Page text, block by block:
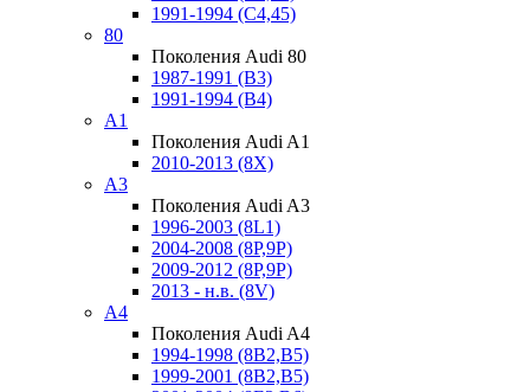
1991-1994 (С4,45)
80
Поколения Audi 80
1987-1991 (B3)
1991-1994 (B4)
A1
Поколения Audi A1
2010-2013 (8X)
A3
Поколения Audi A3
1996-2003 (8L1)
2004-2008 (8P,9P)
2009-2012 (8P,9P)
2013 - н.в. (8V)
A4
Поколения Audi A4
1994-1998 (8B2,B5)
1999-2001 (8B2,B5)